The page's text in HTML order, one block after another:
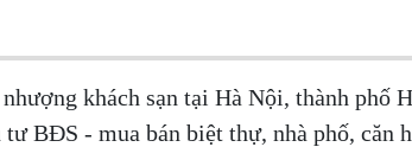
khách sạn tại Hà Nội, thành phố
BĐS - mua bán biệt thự, nhà phố, căn